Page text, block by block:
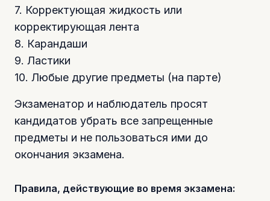
7. Корректующая жидкость или
корректирующая лента
8. Карандаши
9. Ластики
10. Любые другие предметы (на парте)
Экзаменатор и наблюдатель просят
кандидатов убрать все запрещенные
предметы и не пользоваться ими до
окончания экзамена.
Правила, действующие во время экзамена: